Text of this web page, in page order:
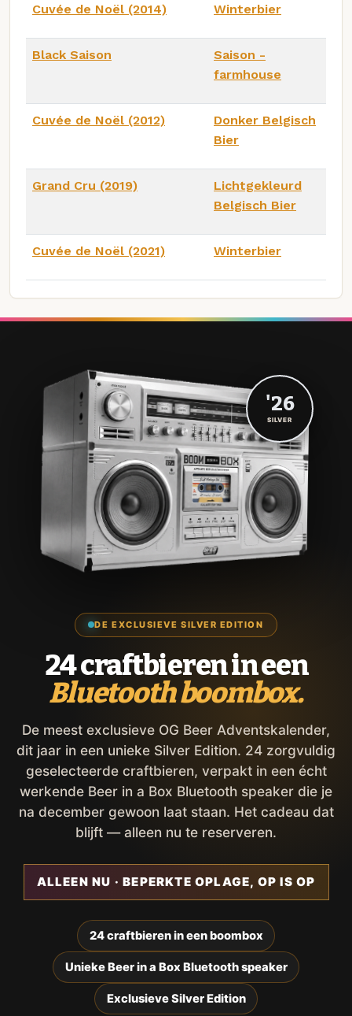
Cuvée de Noël (2014) Winterbier
Black Saison
Saison -
farmhouse
Cuvée de Noël (2012)
Donker Belgisch
Bier
Grand Cru (2019)
Lichtgekleurd
Belgisch Bier
Cuvée de Noël (2021) Winterbier
DE EXCLUSIEVE SILVER EDITION
24 craftbieren in een
Bluetooth boombox.
De meest exclusieve OG Beer Adventskalender,
dit jaar in een unieke Silver Edition. 24 zorgvuldig
geselecteerde craftbieren, verpakt in een écht
werkende Beer in a Box Bluetooth speaker die je
na december gewoon laat staan. Het cadeau dat
blijft — alleen nu te reserveren.
ALLEEN NU · BEPERKTE OPLAGE, OP IS OP
24 craftbieren in een boombox
Unieke Beer in a Box Bluetooth speaker
Exclusieve Silver Edition
'26
SILVER